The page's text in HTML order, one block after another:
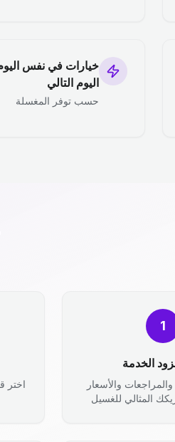
خيارات في نفس
اليوم التالي
حسب توفر المغسلة
1
الخدمة
والأسعار
المثالي للغسيل
اختر